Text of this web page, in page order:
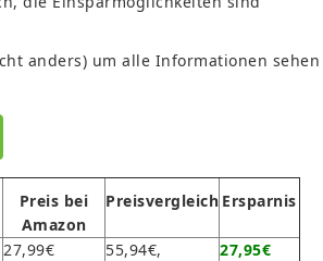
anders) um alle Informationen sehen
Preis bei
Amazon
Preisvergleich Ersparnis
27,99€
55,94€,
27,95€